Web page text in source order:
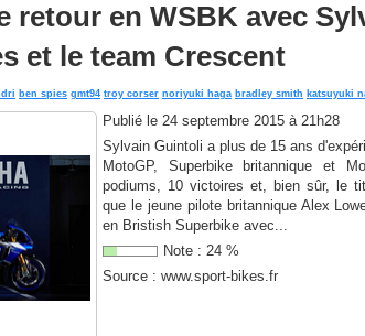
retour en WSBK avec
et le team Crescent
ben spies gmt94 troy corser noriyuki haga bradley smith katsuyuki
Publié le 24 septembre 2015 à 21h28
Sylvain Guintoli a plus de 15 ans
MotoGP, Superbike britannique et
podiums, 10 victoires et, bien sûr, le
que le jeune pilote britannique Alex
en Bristish Superbike avec...
Note : 24 %
Source : www.sport-bikes.fr